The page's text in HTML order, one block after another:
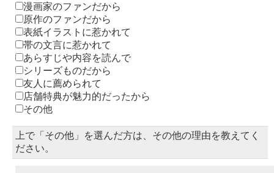
漫画家のファンだから
原作のファンだから
表紙イラストに惹かれて
帯の文言に惹かれて
あらすじや内容を読んで
シリーズものだから
友人に薦められて
店舗特典が魅力的だったから
その他
上で「その他」を選んだ方は、その他の理由を教えてく
ださい。